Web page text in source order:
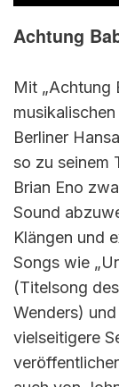
Achtung
Mit „Achtung
Berliner
so zu seinem
Brian Eno
Sound
Klängen und
Songs wie
(Titelsong
Wenders)
vielseitigere